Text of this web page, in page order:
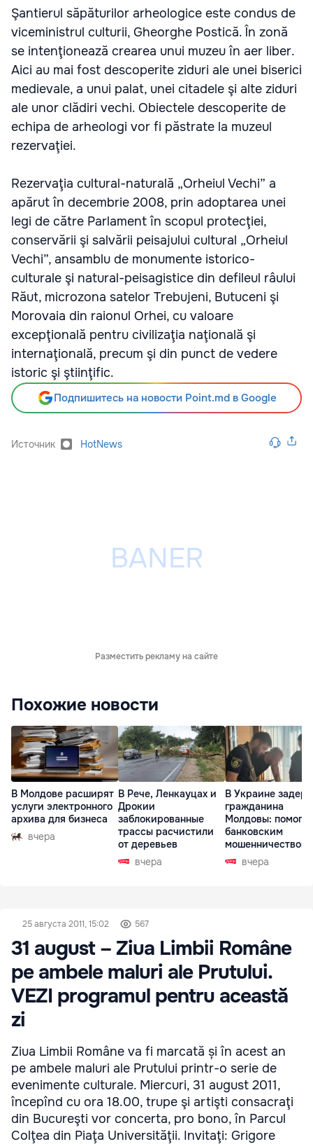
Şantierul săpăturilor arheologice este condus de
viceministrul culturii, Gheorghe Postică. În zonă
se intenţionează crearea unui muzeu în aer liber.
Aici au mai fost descoperite ziduri ale unei biserici
medievale, a unui palat, unei citadele şi alte ziduri
ale unor clădiri vechi. Obiectele descoperite de
echipa de arheologi vor fi păstrate la muzeul
rezervaţiei.
Rezervaţia cultural-naturală „Orheiul Vechi” a
apărut în decembrie 2008, prin adoptarea unei
legi de către Parlament în scopul protecţiei,
conservării şi salvării peisajului cultural „Orheiul
Vechi”, ansamblu de monumente istorico-
culturale şi natural-peisagistice din defileul râului
Răut, microzona satelor Trebujeni, Butuceni şi
Morovaia din raionul Orhei, cu valoare
excepţională pentru civilizaţia naţională şi
internaţională, precum şi din punct de vedere
istoric şi ştiinţific.
Подпишитесь на новости Point.md в Google
Источник HotNews
Разместить рекламу на сайте
Похожие новости
В Молдове расширят
услуги электронного
архива для бизнеса
вчера
В Рече, Ленкауцах и
Дрокии
заблокированные
трассы расчистили
от деревьев
вчера
В Украине
гражданина
Молдовы:
банковским
мошенничеством
Чехиивчера
25 августа 2011, 15:02 567
31 august – Ziua Limbii Române
pe ambele maluri ale Prutului.
VEZI programul pentru această
zi
Ziua Limbii Române va fi marcată și în acest an
pe ambele maluri ale Prutului printr-o serie de
evenimente culturale. Miercuri, 31 august 2011,
începînd cu ora 18.00, trupe şi artişti consacraţi
din Bucureşti vor concerta, pro bono, în Parcul
Colţea din Piaţa Universităţii. Invitaţi: Grigore